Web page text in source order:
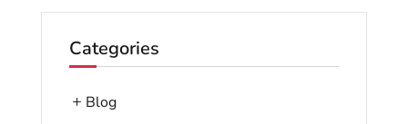
Categories
Blog